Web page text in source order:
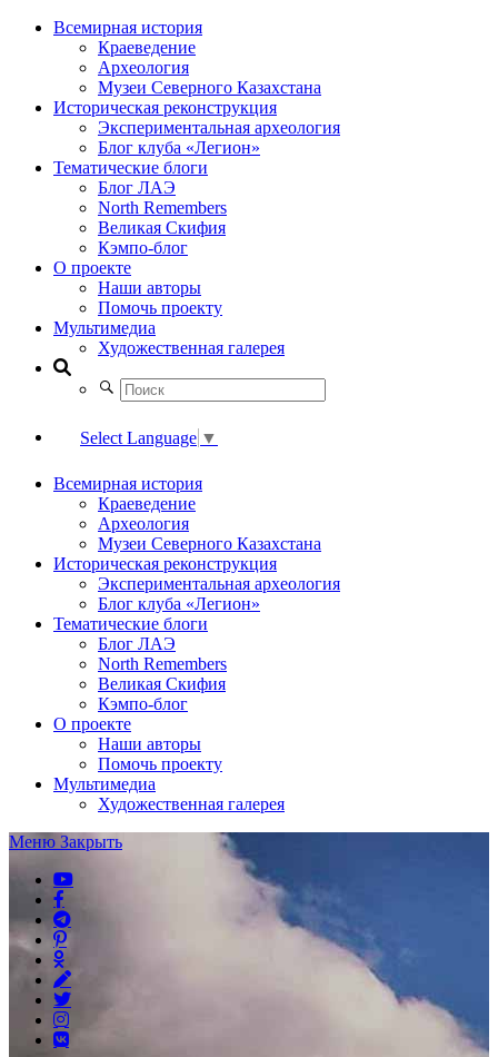
Всемирная история
Краеведение
Археология
Музеи Северного Казахстана
Историческая реконструкция
Экспериментальная археология
Блог клуба «Легион»
Тематические блоги
Блог ЛАЭ
North Remembers
Великая Скифия
Кэмпо-блог
О проекте
Наши авторы
Помочь проекту
Мультимедиа
Художественная галерея
Select Language ▼
Всемирная история
Краеведение
Археология
Музеи Северного Казахстана
Историческая реконструкция
Экспериментальная археология
Блог клуба «Легион»
Тематические блоги
Блог ЛАЭ
North Remembers
Великая Скифия
Кэмпо-блог
О проекте
Наши авторы
Помочь проекту
Мультимедиа
Художественная галерея
Меню Закрыть